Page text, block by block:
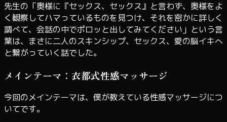
先生の「奥様に『セックス、セックス』と言わず、奥様をよ
く観察してハマっているものを見つけ、それを密かに詳しく
調べて、会話の中でポロッと出してみてください」という言
葉は、まさに二人のスキンシップ、セックス、愛の脳イキへ
と繋がっていく話でした。
メインテーマ：衣都式性感マッサージ
今回のメインテーマは、僕が教えている性感マッサージにつ
いてです。